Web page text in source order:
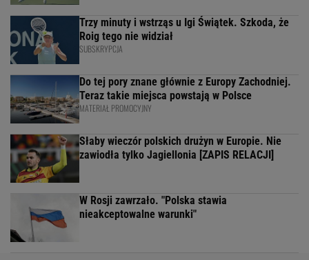
Trzy minuty i wstrząs u Igi Świątek. Szkoda, że
Roig tego nie widział
SUBSKRYPCJA
Do tej pory znane głównie z Europy Zachodniej.
Teraz takie miejsca powstają w Polsce
MATERIAŁ PROMOCYJNY
Słaby wieczór polskich drużyn w Europie. Nie
zawiodła tylko Jagiellonia [ZAPIS RELACJI]
W Rosji zawrzało. "Polska stawia
nieakceptowalne warunki"